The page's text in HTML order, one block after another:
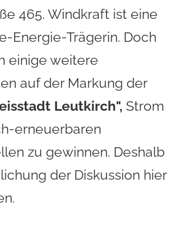
465. Windkraft ist eine
Energie-Trägerin. Doch
einige weitere
auf der Markung der
Leutkirch", Strom
erneuerbaren
zu gewinnen. Deshalb
der Diskussion hier